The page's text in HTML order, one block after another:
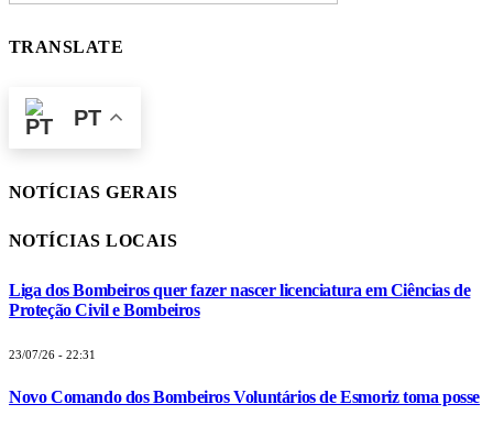
TRANSLATE
PT
NOTÍCIAS GERAIS
NOTÍCIAS LOCAIS
Liga dos Bombeiros quer fazer nascer licenciatura em Ciências de
Proteção Civil e Bombeiros
23/07/26 - 22:31
Novo Comando dos Bombeiros Voluntários de Esmoriz toma posse